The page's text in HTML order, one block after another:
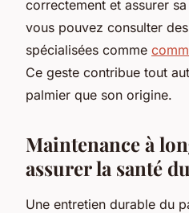
correctement et assurer
vous pouvez consulter
spécialisées comme
Ce geste contribue tout
palmier que son origine.
Maintenance à
assurer la santé
Une entretien durable du